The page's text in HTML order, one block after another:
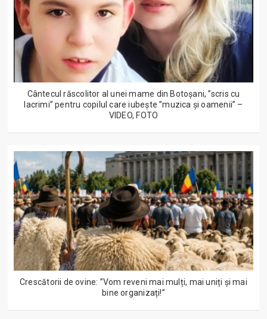
Cântecul răscolitor al unei mame din Botoșani, ”scris cu
lacrimi” pentru copilul care iubește ”muzica și oamenii” –
VIDEO, FOTO
Crescătorii de ovine: ”Vom reveni mai mulți, mai uniți și mai
bine organizați!”